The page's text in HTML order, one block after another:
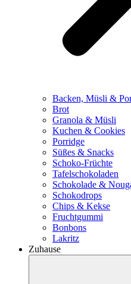
Backen, Müsli &
Brot
Granola & Müsli
Kuchen & Cookies
Porridge
Süßes & Snacks
Schoko-Früchte
Tafelschokoladen
Schokolade &
Schokodrops
Chips & Kekse
Fruchtgummi
Bonbons
Lakritz
Zuhause